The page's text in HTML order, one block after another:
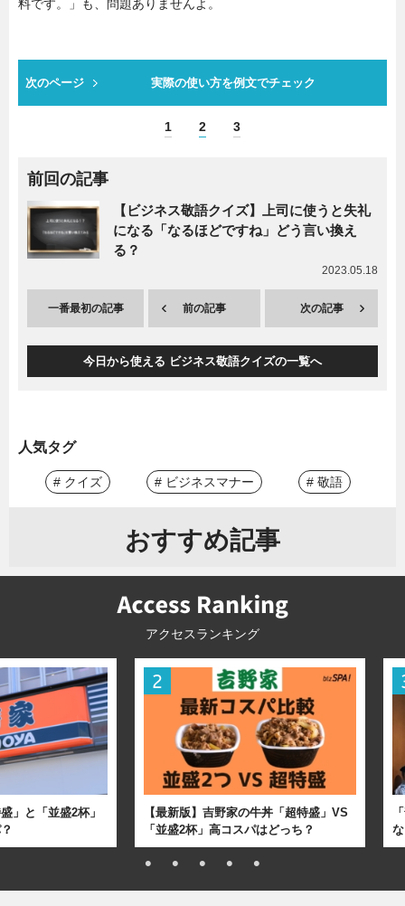
料です。」も、問題ありませんよ。
次のページ 実際の使い方を例文でチェック
1 2 3
前回の記事
【ビジネス敬語クイズ】上司に使うと失礼
になる「なるほどですね」どう言い換え
る？
2023.05.18
一番最初の記事 前の記事 次の記事
今日から使える ビジネス敬語クイズの一覧へ
人気タグ
# クイズ # ビジネスマナー # 敬語
おすすめ記事
アクセスランキング
」と「並盛2杯」
【最新版】吉野家の牛丼「超特盛」VS
「並盛2杯」高コスパはどっち？